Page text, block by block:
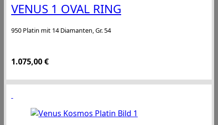
VENUS 1 OVAL RING
950 Platin mit 14 Diamanten, Gr. 54
1.075,00€